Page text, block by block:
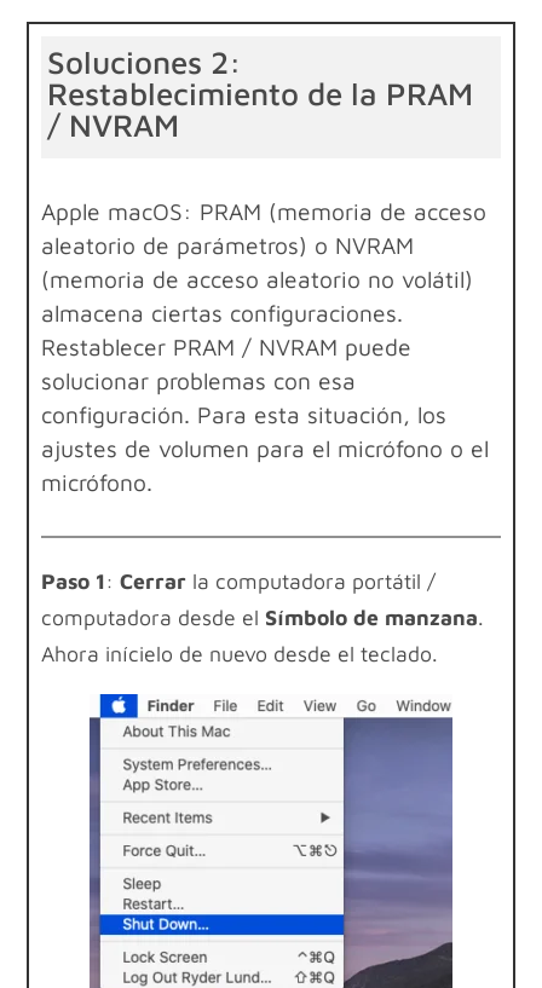
Soluciones 2:
Restablecimiento de la PRAM
/ NVRAM
Apple macOS: PRAM (memoria de acceso
aleatorio de parámetros) o NVRAM
(memoria de acceso aleatorio no volátil)
almacena ciertas configuraciones.
Restablecer PRAM / NVRAM puede
solucionar problemas con esa
configuración. Para esta situación, los
ajustes de volumen para el micrófono o el
micrófono.
Paso 1:Cerrar la computadora portátil /
computadora desde el Símbolo de manzana.
Ahora inícielo de nuevo desde el teclado.